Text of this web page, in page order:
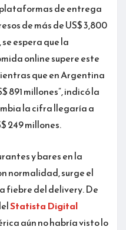
de entrega
de más de US$ 3,800
espera que la
online supere este
que en Argentina
891 millones”, indicó la
la cifra llegaría a
249 millones.
y bares en la
normalidad, surge el
fiebre del delivery. De
Statista Digital
aún no habría visto lo